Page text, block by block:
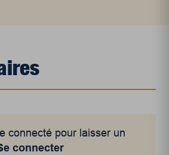
connecté pour laisser un
connecter